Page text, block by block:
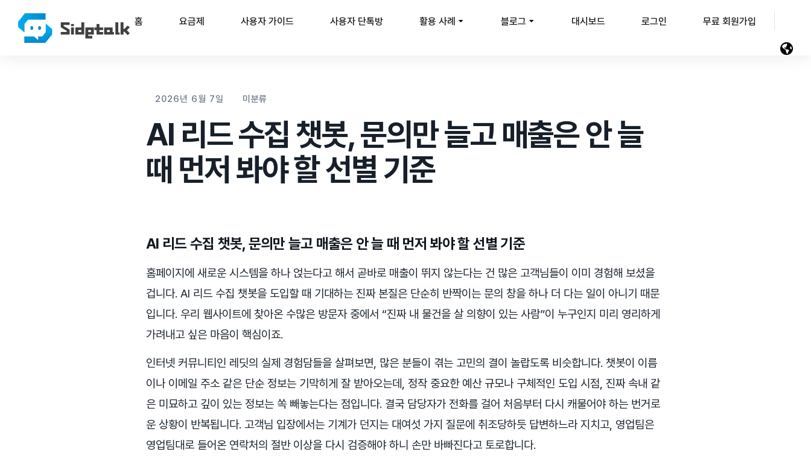
홈 요금제 사용자 가이드 사용자 단톡방 활용 사례 블로그 대시보드 로그인 무료 회원가입
2026년 6월 7일 미분류
AI 리드 수집 챗봇, 문의만 늘고 매출은 안 늘
때 먼저 봐야 할 선별 기준
AI 리드 수집 챗봇, 문의만 늘고 매출은 안 늘 때 먼저 봐야 할 선별 기준
홈페이지에 새로운 시스템을 하나 얹는다고 해서 곧바로 매출이 뛰지 않는다는 건 많은 고객님들이 이미 경험해 보셨을
겁니다. AI 리드 수집 챗봇을 도입할 때 기대하는 진짜 본질은 단순히 반짝이는 문의 창을 하나 더 다는 일이 아니기 때문
입니다. 우리 웹사이트에 찾아온 수많은 방문자 중에서 “진짜 내 물건을 살 의향이 있는 사람”이 누구인지 미리 영리하게
가려내고 싶은 마음이 핵심이죠.
인터넷 커뮤니티인 레딧의 실제 경험담들을 살펴보면, 많은 분들이 겪는 고민의 결이 놀랍도록 비슷합니다. 챗봇이 이름
이나 이메일 주소 같은 단순 정보는 기막히게 잘 받아오는데, 정작 중요한 예산 규모나 구체적인 도입 시점, 진짜 속내 같
은 미묘하고 깊이 있는 정보는 쏙 빼놓는다는 점입니다. 결국 담당자가 전화를 걸어 처음부터 다시 캐물어야 하는 번거로
운 상황이 반복됩니다. 고객님 입장에서는 기계가 던지는 대여섯 가지 질문에 취조당하듯 답변하느라 지치고, 영업팀은
영업팀대로 들어온 연락처의 절반 이상을 다시 검증해야 하니 손만 바빠진다고 토로합니다.